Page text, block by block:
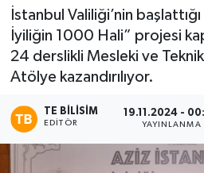
İstanbul Valiliği’nin
İyiliğin 1000 Hali” projesi
24 derslikli Mesleki ve
Atölye kazandırılıyor.
TE BILISIM
EDITÖR
19.11.2024 -
YAYINLANMA
Son Dakika Haberleri
Haber Arşivi